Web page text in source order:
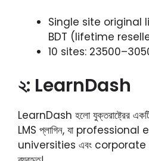
Single site original
BDT (lifetime
10 sites:
২: LearnDash
LearnDash হলো যুক্তরাষ্ট্রের
LMS প্লাগিন, যা
universities এবং corporate